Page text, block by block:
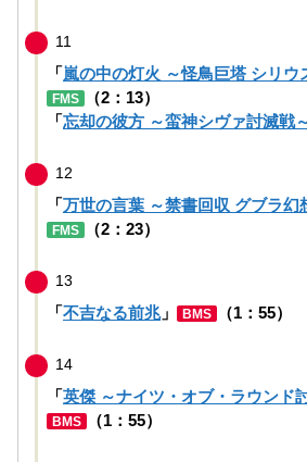
11
「嵐の中の灯火 ～怪鳥巨塔 シリウ
FMS
（2：13）
「忘却の彼方 ～蛮神シヴァ討滅戦
12
「万世の言葉 ～禁書回収 グブラ幻
FMS （2：23）
13
「不吉なる前兆」 BMS （1：55）
14
「英傑 ～ナイツ・オブ・ラウンド
BMS （1：55）